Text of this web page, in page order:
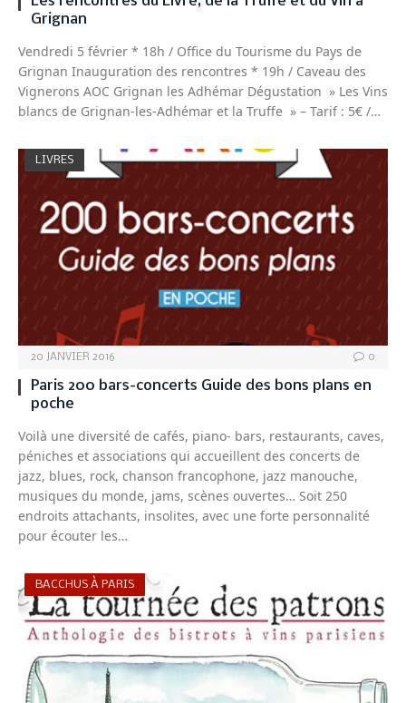
Grignan
Vendredi 5 février * 18h / Office du Tourisme du Pays de
Grignan Inauguration des rencontres * 19h / Caveau des
Vignerons AOC Grignan les Adhémar Dégustation » Les Vins
blancs de Grignan-les-Adhémar et la Truffe » – Tarif : 5€ /…
LIVRES
20 JANVIER 2016 0
Paris 200 bars-concerts Guide des bons plans en
poche
Voilà une diversité de cafés, piano- bars, restaurants, caves,
péniches et associations qui accueillent des concerts de
jazz, blues, rock, chanson francophone, jazz manouche,
musiques du monde, jams, scènes ouvertes… Soit 250
endroits attachants, insolites, avec une forte personnalité
pour écouter les…
BACCHUS À PARIS